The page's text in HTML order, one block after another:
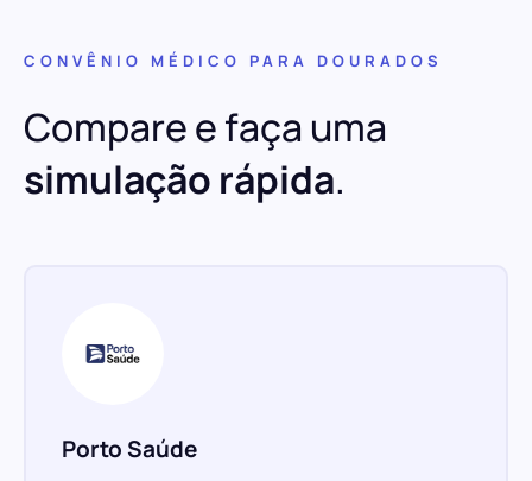
CONVÊNIO MÉDICO PARA DOURADOS
Compare e faça uma
simulação rápida.
Porto Saúde